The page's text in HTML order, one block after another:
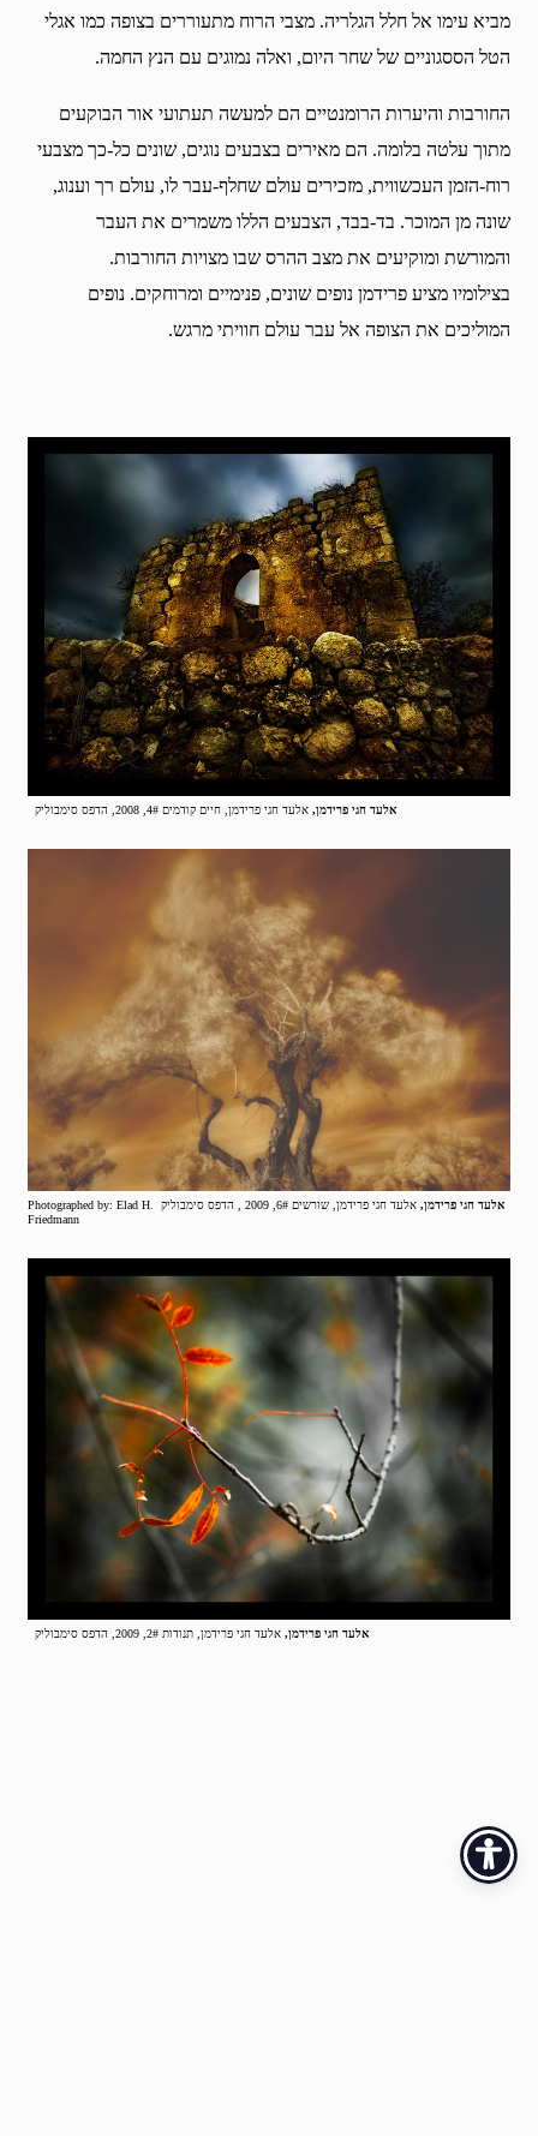
מביא עימו אל חלל הגלריה. מצבי הרוח מתעוררים בצופה כמו אגלי
הטל הססגוניים של שחר היום, ואלה נמוגים עם הנץ החמה.
החורבות והיערות הרומנטיים הם למעשה תעתועי אור הבוקעים
מתוך עלטה בלומה. הם מאירים בצבעים נוגים, שונים כל-כך מצבעי
רוח-הזמן העכשווית, מזכירים עולם שחלף-עבר לו, עולם רך וענוג,
שונה מן המוכר. בד-בבד, הצבעים הללו משמרים את העבר
והמורשת ומוקיעים את מצב ההרס שבו מצויות החורבות.
בצילומיו מציע פרידמן נופים שונים, פנימיים ומרוחקים. נופים
המוליכים את הצופה אל עבר עולם חוויתי מרגש.
אלעד חגי פרידמן, אלעד חגי פרידמן, חיים קודמים 4#, 2008, הדפס סימבוליק
אלעד חגי פרידמן,
אלעד חגי פרידמן, שורשים 6#, 2009 , הדפס סימבוליק Photographed by: Elad H.
Friedmann
אלעד חגי פרידמן, אלעד חגי פרידמן, תנודות 2#, 2009, הדפס סימבוליק